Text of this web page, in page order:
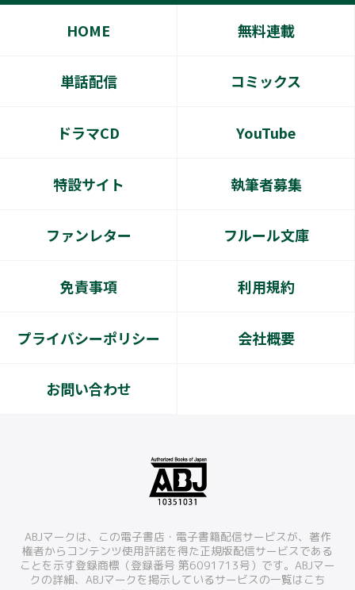
HOME 無料連載
単話配信 コミックス
ドラマCD YouTube
特設サイト 執筆者募集
ファンレター フルール文庫
免責事項 利用規約
プライバシーポリシー 会社概要
お問い合わせ
ABJマークは、この電子書店・電子書籍配信サービスが、著作
権者からコンテンツ使用許諾を得た正規版配信サービスである
ことを示す登録商標（登録番号 第6091713号）です。ABJマー
クの詳細、ABJマークを掲示しているサービスの一覧はこち